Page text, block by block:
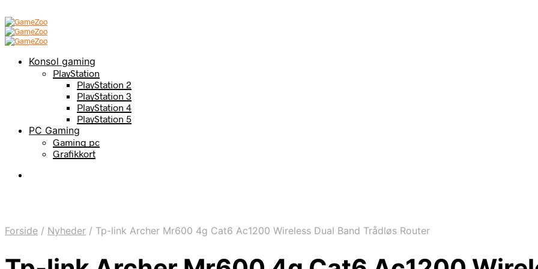
Konsol gaming
PlayStation
PlayStation 2
PlayStation 3
PlayStation 4
PlayStation 5
PC Gaming
Gaming pc
Grafikkort
Forside / Nyheder / Tp-link Archer Mr600 4g Cat6 Ac1200 Wireless Dual Band Trådløs Router